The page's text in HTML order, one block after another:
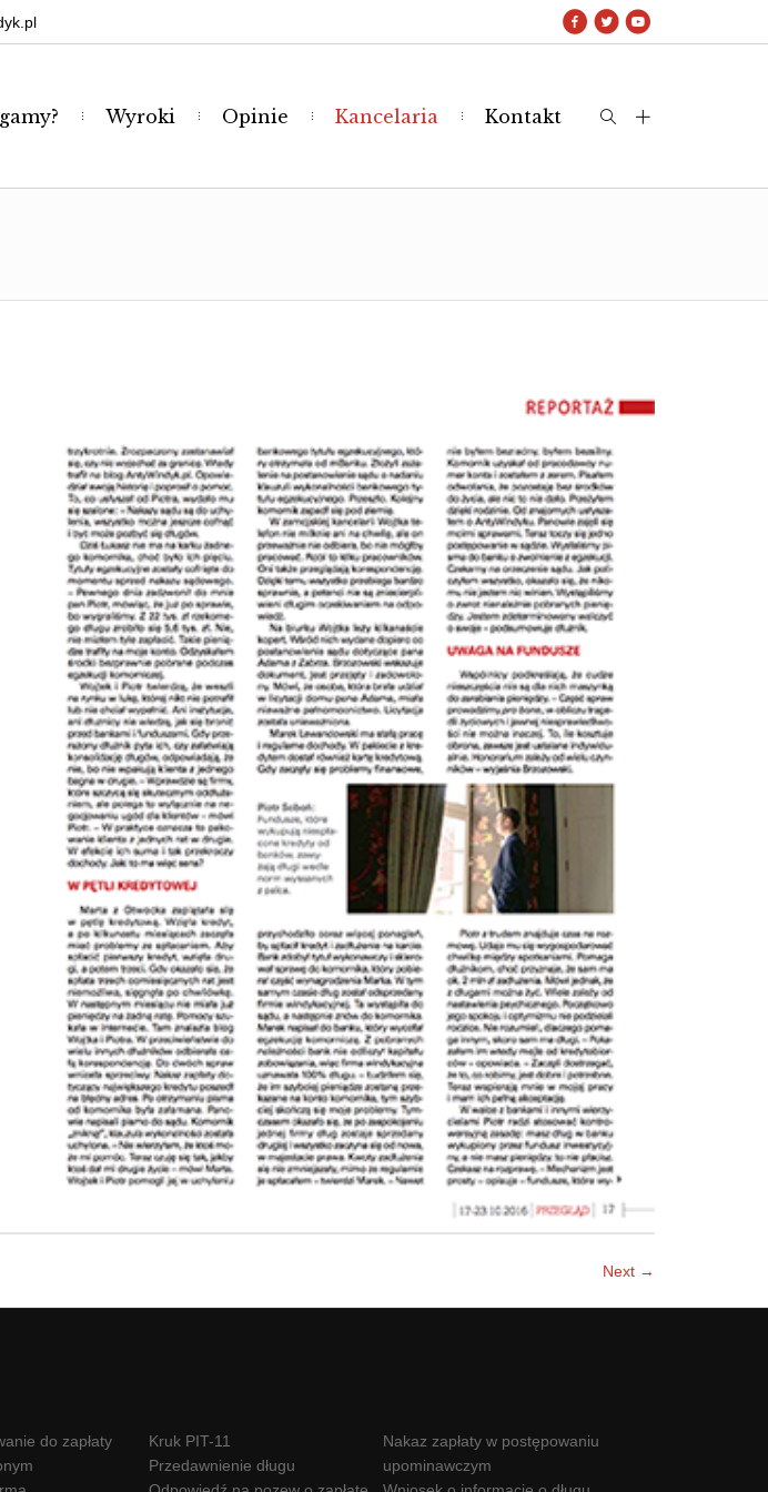
Obrona w sądzie
Reprezentacja procesowa
Doradztwo prawne
Doradztwo & konsulting
Negocjacje z wierzycielami
Doradztwo & konsulting
Wyroki Opinie Kancelaria Kontakt
Next →
do zapłaty
Kruk PIT-11
Przedawnienie długu
Nakaz zapłaty w postępowaniu
upominawczym